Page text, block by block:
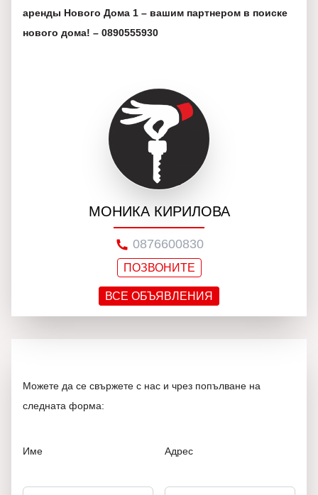
аренды Нового Дома 1 – вашим партнером в поиске
нового дома! – 0890555930
МОНИКА КИРИЛОВА
0876600830
ПОЗВОНИТЕ
ВСЕ ОБЪЯВЛЕНИЯ
Можете да се свържете с нас и чрез попълване на
следната форма:
Име Адрес